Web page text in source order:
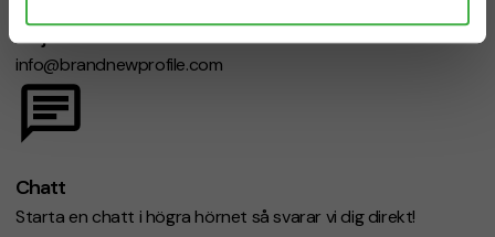
Mejl
info@brandnewprofile.com
Chatt
Starta en chatt i högra hörnet så svarar vi dig direkt!